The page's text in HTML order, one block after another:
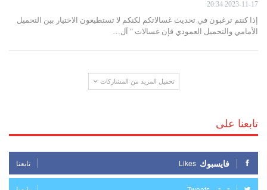
2023-11-17 20:34
إذا كنتم ترغبون في تحديث غسالاتكم لكنكم لا تستطيعون الاختيار بين التحميل
الأمامي والتحميل العمودي فإن غسالات " آل…
تحميل المزيد من المشاركات
تابعنا على
فايسبوك Likes تابعنا